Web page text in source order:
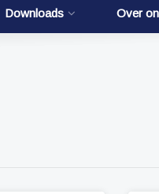
Downloads Over